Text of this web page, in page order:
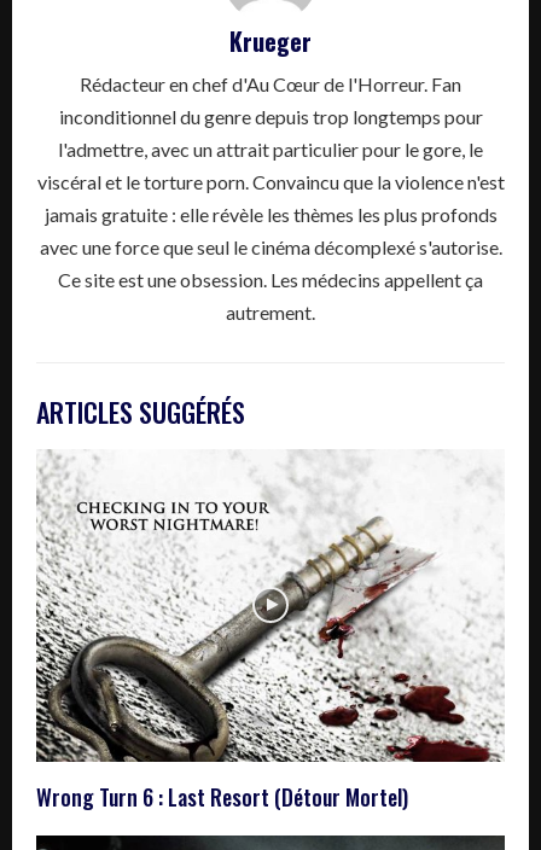
Krueger
Rédacteur en chef d'Au Cœur de l'Horreur. Fan
inconditionnel du genre depuis trop longtemps pour
l'admettre, avec un attrait particulier pour le gore, le
viscéral et le torture porn. Convaincu que la violence n'est
jamais gratuite : elle révèle les thèmes les plus profonds
avec une force que seul le cinéma décomplexé s'autorise.
Ce site est une obsession. Les médecins appellent ça
autrement.
ARTICLES SUGGÉRÉS
Wrong Turn 6 : Last Resort (Détour Mortel)